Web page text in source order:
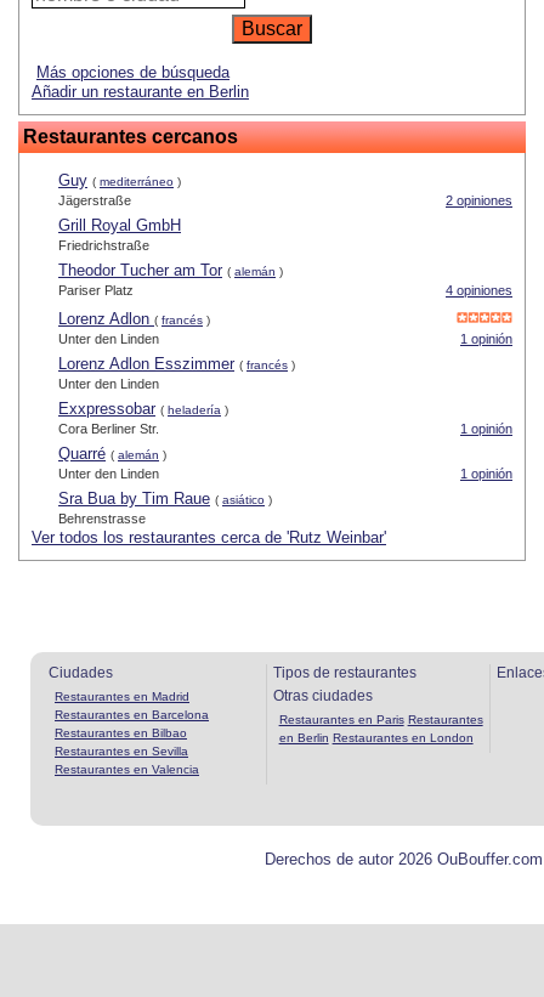
Más opciones de búsqueda
Añadir un restaurante en Berlin
Restaurantes cercanos
Guy ( mediterráneo )
2 opiniones
Jägerstraße
Grill Royal GmbH
Friedrichstraße
Theodor Tucher am Tor ( alemán )
4 opiniones
Pariser Platz
Lorenz Adlon ( francés )
1 opinión
Unter den Linden
Lorenz Adlon Esszimmer ( francés )
Unter den Linden
Exxpressobar ( heladería )
1 opinión
Cora Berliner Str.
Quarré ( alemán )
1 opinión
Unter den Linden
Sra Bua by Tim Raue ( asiático )
Behrenstrasse
Ver todos los restaurantes cerca de 'Rutz Weinbar'
Ciudades
Restaurantes en Madrid
Restaurantes en Barcelona
Restaurantes en Bilbao
Restaurantes en Sevilla
Restaurantes en Valencia
Tipos de restaurantes
Otras ciudades
Restaurantes en Paris Restaurantes
en Berlin Restaurantes en London
Derechos de autor 2026